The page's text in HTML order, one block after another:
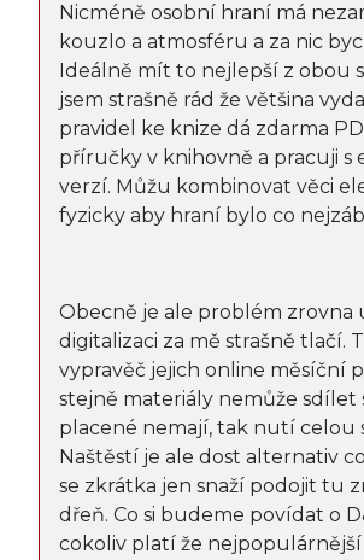
Nicméně osobní hraní má
kouzlo a atmosféru a za nic
Ideálně mít to nejlepší z obou
jsem strašně rád že většina
pravidel ke knize dá zdarma
příručky v knihovně a pracuji s
verzí. Můžu kombinovat věci
fyzicky aby hraní bylo co
Obecně je ale problém zrovna
digitalizaci za mě strašně tlačí.
vypravěč jejich online měsíční
stejně materiály nemůže sdílet
placené nemají, tak nutí celou
Naštěstí je ale dost alternativ
se zkrátka jen snaží podojit tu
dřeň. Co si budeme povídat o
cokoliv platí že